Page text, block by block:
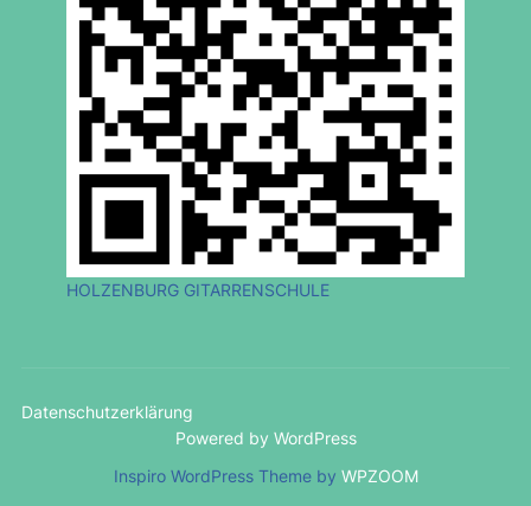
HOLZENBURG GITARRENSCHULE
Datenschutzerklärung
Powered by WordPress
Inspiro WordPress Theme by WPZOOM